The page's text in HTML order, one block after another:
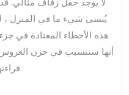
يُنسى شيء ما في المنزل
هذه الأخطاء المعتادة في
أنها ستتسبب في حزن العروس
قراءتها هنا في منع حدوثها في المستقبل.